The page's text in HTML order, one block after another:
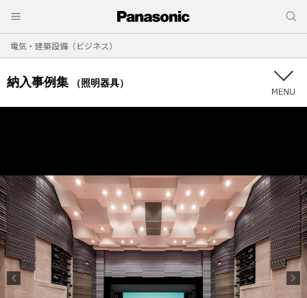
電気・建築設備（ビジネス）
納入事例集 （照明器具）